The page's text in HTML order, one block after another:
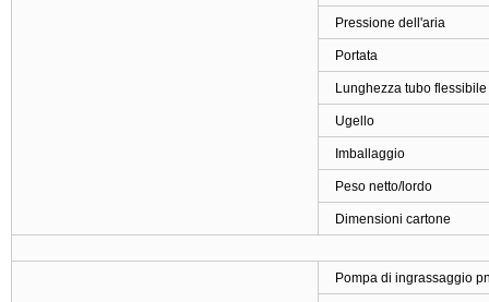
Pressione dell'aria
Portata
Lunghezza tubo flessibile
Ugello
Imballaggio
Peso netto/lordo
Dimensioni cartone
Pompa di ingrassaggio